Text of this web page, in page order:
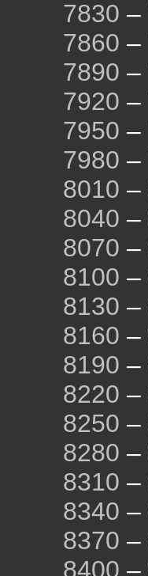
7830 –
7860 –
7890 –
7920 –
7950 –
7980 –
8010 –
8040 –
8070 –
8100 –
8130 –
8160 –
8190 –
8220 –
8250 –
8280 –
8310 –
8340 –
8370 –
8400 –